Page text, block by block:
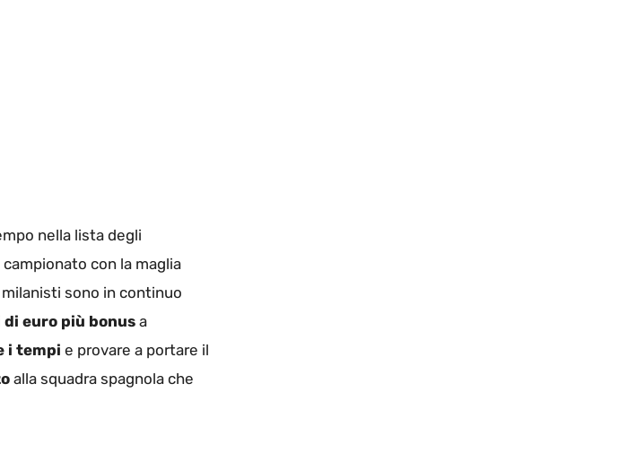
nella lista degli
con la maglia
sono in continuo
euro più bonusa
i tempi e provare a portare il
alla squadra spagnola che